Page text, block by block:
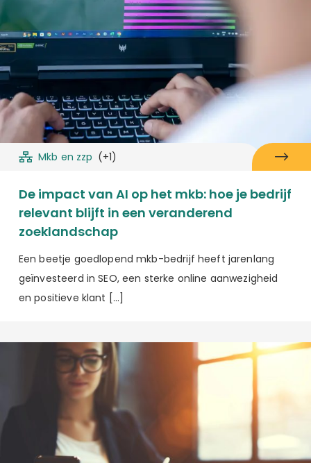
Mkb en zzp (+1)
De impact van AI op het mkb: hoe je bedrijf
relevant blijft in een veranderend
zoeklandschap
Een beetje goedlopend mkb-bedrijf heeft jarenlang
geïnvesteerd in SEO, een sterke online aanwezigheid
en positieve klant […]